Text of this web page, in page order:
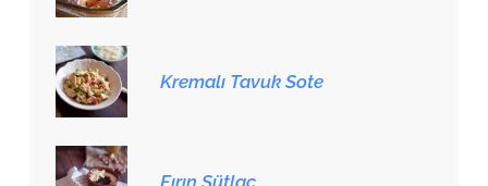
Kremalı Tavuk Sote